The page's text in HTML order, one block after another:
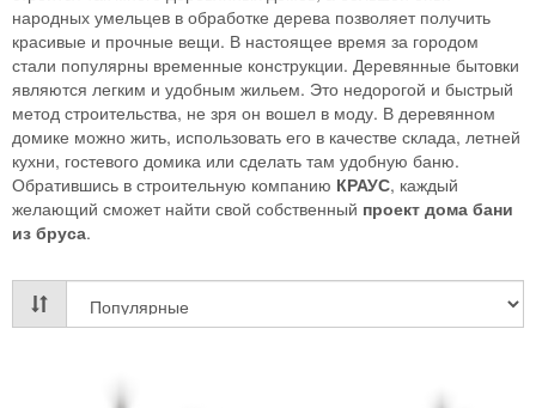
народных умельцев в обработке дерева позволяет получить
красивые и прочные вещи. В настоящее время за городом
стали популярны временные конструкции. Деревянные бытовки
являются легким и удобным жильем. Это недорогой и быстрый
метод строительства, не зря он вошел в моду. В деревянном
домике можно жить, использовать его в качестве склада, летней
кухни, гостевого домика или сделать там удобную баню.
Обратившись в строительную компанию КРАУС, каждый
желающий сможет найти свой собственный проект дома бани
из бруса.